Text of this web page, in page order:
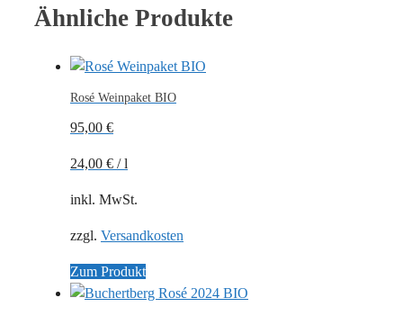
Ähnliche Produkte
Rosé Weinpaket BIO
95,00 €
24,00 € /l
inkl. MwSt.
zzgl. Versandkosten
Zum Produkt